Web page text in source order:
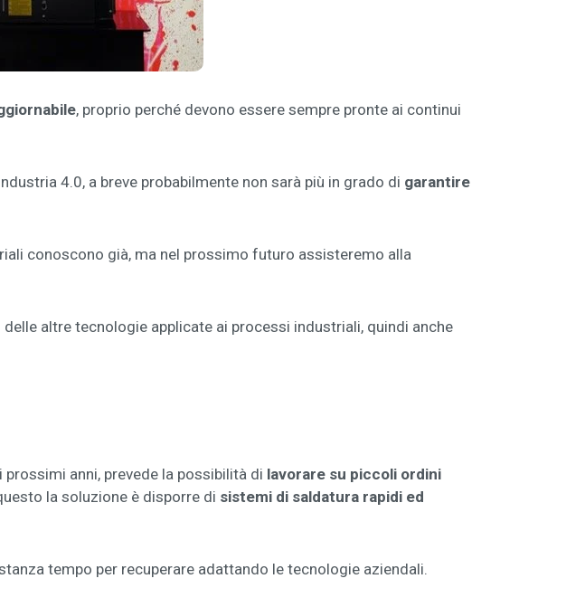
, proprio perché devono essere sempre pronte ai continui
4.0, a breve probabilmente non sarà più in grado di garantire
conoscono già, ma nel prossimo futuro assisteremo alla
altre tecnologie applicate ai processi industriali, quindi anche
anni, prevede la possibilità di lavorare su piccoli ordini
la soluzione è disporre di sistemi di saldatura rapidi ed
tempo per recuperare adattando le tecnologie aziendali.